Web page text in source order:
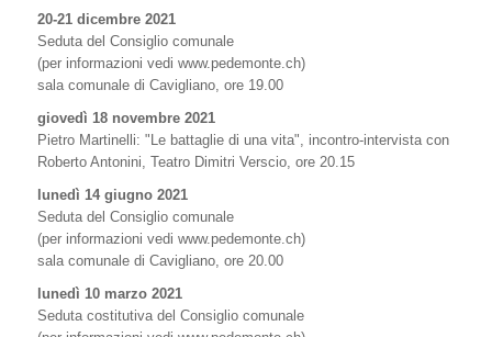
20-21 dicembre 2021
Seduta del Consiglio comunale
(per informazioni vedi www.pedemonte.ch)
sala comunale di Cavigliano, ore 19.00
giovedì 18 novembre 2021
Pietro Martinelli: "Le battaglie di una vita", incontro-intervista con
Roberto Antonini, Teatro Dimitri Verscio, ore 20.15
lunedì 14 giugno 2021
Seduta del Consiglio comunale
(per informazioni vedi www.pedemonte.ch)
sala comunale di Cavigliano, ore 20.00
lunedì 10 marzo 2021
Seduta costitutiva del Consiglio comunale